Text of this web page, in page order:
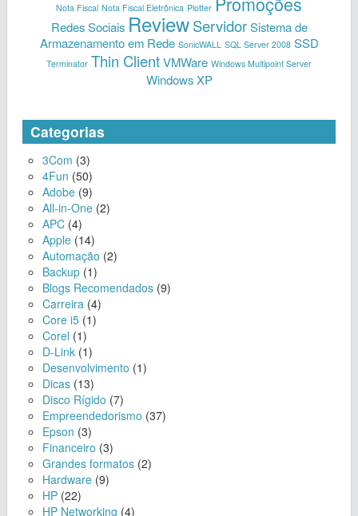
Nota Fiscal Nota Fiscal Eletrônica Plotter
Redes Sociais Review Servidor Sistema de
Armazenamento em Rede SonicWALL SQL Server 2008 SSD
Terminator Thin ClientVMWare Windows Multipoint Server
Windows XP
Categorias
3Com (3)
4Fun (50)
Adobe (9)
All-in-One (2)
APC (4)
Apple (14)
Automação (2)
Backup (1)
Blogs Recomendados (9)
Carreira (4)
Core i5 (1)
Corel (1)
D-Link (1)
Desenvolvimento (1)
Dicas (13)
Disco Rígido (7)
Empreendedorismo (37)
Epson (3)
Financeiro (3)
Grandes formatos (2)
Hardware (9)
HP (22)
HP Networking (4)